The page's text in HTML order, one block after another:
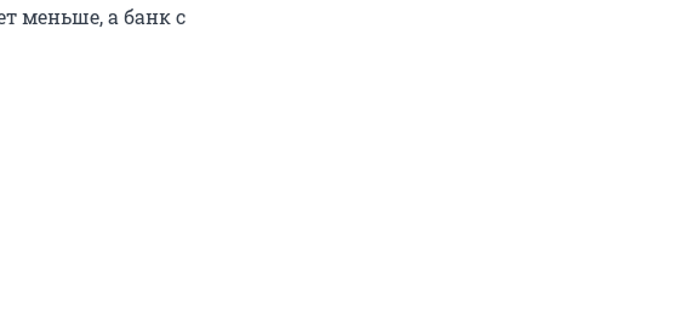
меньше, а банк с